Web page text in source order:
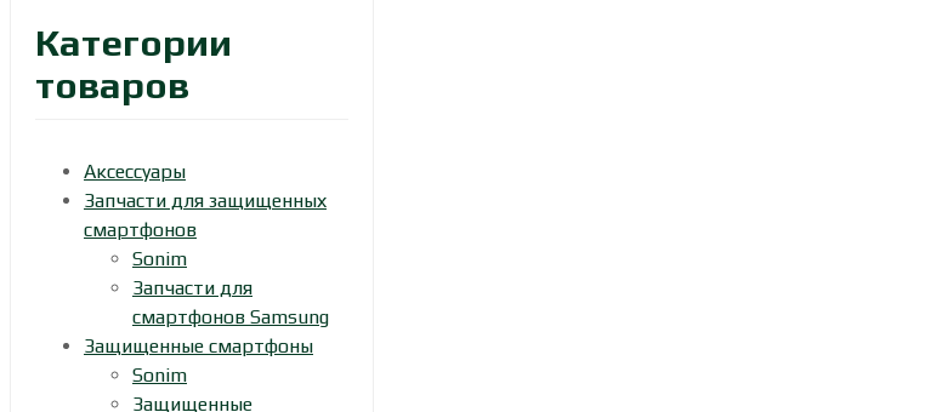
Категории
товаров
Аксессуары
Запчасти для защищенных
смартфонов
Sonim
Запчасти для
смартфонов Samsung
Защищенные смартфоны
Sonim
Защищенные